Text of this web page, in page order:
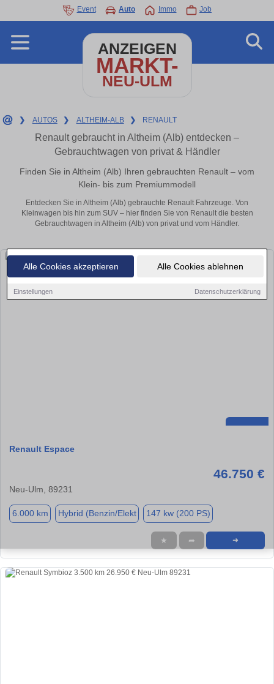
Alle Cookies akzeptieren Alle Cookies ablehnen
Einstellungen Datenschutzerklärung
Event Auto Immo Job
ANZEIGEN
MARKT-
NEU-ULM
❯ AUTOS ❯ ALTHEIM-ALB ❯ RENAULT
Renault gebraucht in Altheim (Alb) entdecken –
Gebrauchtwagen von privat & Händler
Finden Sie in Altheim (Alb) Ihren gebrauchten Renault – vom
Klein- bis zum Premiummodell
Entdecken Sie in Altheim (Alb) gebrauchte Renault Fahrzeuge. Von
Kleinwagen bis hin zum SUV – hier finden Sie von Renault die besten
Gebrauchtwagen in Altheim (Alb) von privat und vom Händler.
Renault Espace
46.750 €
Neu-Ulm, 89231
6.000 km Hybrid (Benzin/Elekt 147 kw (200 PS)
★ ➦ ➜